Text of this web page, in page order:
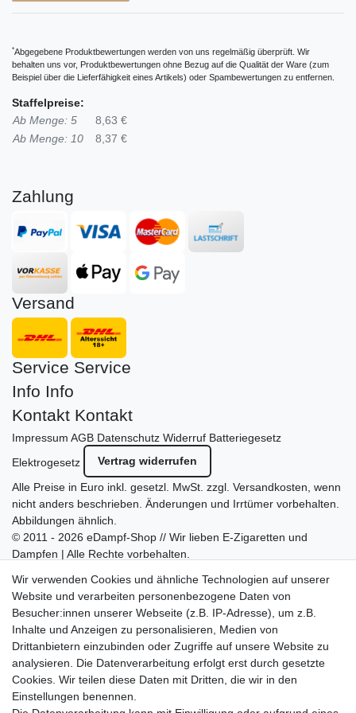
*Abgegebene Produktbewertungen werden von uns regelmäßig überprüft. Wir
behalten uns vor, Produktbewertungen ohne Bezug auf die Qualität der Ware (zum
Beispiel über die Lieferfähigkeit eines Artikels) oder Spambewertungen zu entfernen.
Staffelpreise:
Ab Menge: 5
8,63 €
Ab Menge: 10
8,37 €
Zahlung
Versand
Service Service
Info Info
Kontakt Kontakt
Impressum AGB Datenschutz Widerruf Batteriegesetz
Elektrogesetz
Vertrag widerrufen
Alle Preise in Euro inkl. gesetzl. MwSt. zzgl. Versandkosten, wenn
nicht anders beschrieben. Änderungen und Irrtümer vorbehalten.
Abbildungen ähnlich.
© 2011 - 2026 eDampf-Shop // Wir lieben E-Zigaretten und
Dampfen | Alle Rechte vorbehalten.
mit vielen spannenden Artikeln.
Bitte entschuldigen Sie, wenn wir telefonisch wegen hoher
betrieblicher Auslastung nicht erreichbar sein sollten.
Schreiben Sie uns gerne eine E-Mail mit Ihrer Telefonnummer
und der Bitte um Rückruf.
Wir rufen Sie schnellstmöglich zurück.
Wir verwenden Cookies und ähnliche Technologien auf unserer
Website und verarbeiten personenbezogene Daten von
Besucher:innen unserer Webseite (z.B. IP-Adresse), um z.B.
Inhalte und Anzeigen zu personalisieren, Medien von
Drittanbietern einzubinden oder Zugriffe auf unsere Website zu
analysieren. Die Datenverarbeitung erfolgt erst durch gesetzte
Cookies. Wir teilen diese Daten mit Dritten, die wir in den
Einstellungen benennen.